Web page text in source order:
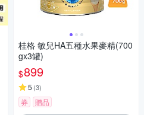
桂格 敏兒HA五種水果麥精(700
gx3罐)
$899
5 (3)
券 贈品